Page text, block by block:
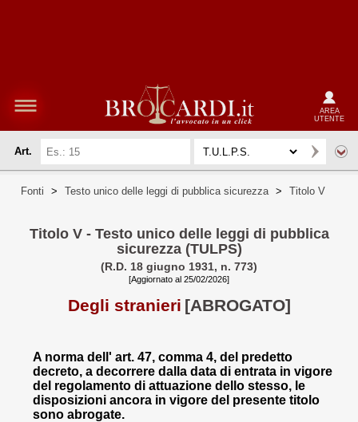
AREA
UTENTE
Art.
Fonti > Testo unico delle leggi di pubblica sicurezza > Titolo V
Titolo V - Testo unico delle leggi di pubblica
sicurezza (TULPS)
(R.D. 18 giugno 1931, n. 773)
[Aggiornato al 25/02/2026]
Degli stranieri [ABROGATO]
A norma dell' art. 47, comma 4, del predetto
decreto, a decorrere dalla data di entrata in vigore
del regolamento di attuazione dello stesso, le
disposizioni ancora in vigore del presente titolo
sono abrogate.